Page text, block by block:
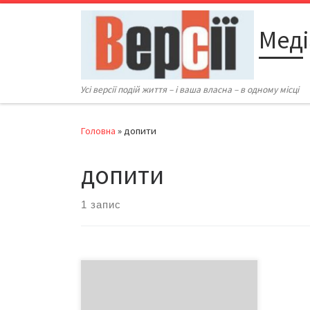
Перейти до вмісту
Усі версії подій життя – і ваша власна – в одному місці
Головна »допити
допити
1 запис